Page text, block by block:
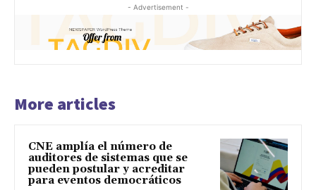
- Advertisement -
More articles
CNE amplía el número de
auditores de sistemas que se
pueden postular y acreditar
para eventos democráticos